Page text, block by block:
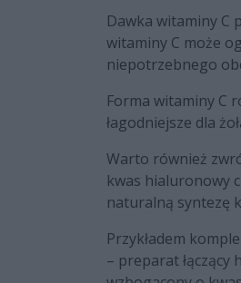
Dawka witaminy C
witaminy C może
niepotrzebnego
Forma witaminy C
łagodniejsze dla
Warto również
kwas hialuronowy
naturalną syntezę
Przykładem
– preparat